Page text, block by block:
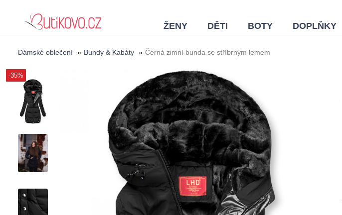
ŽENY DĚTI BOTY DOPLŇKY
Dámské oblečení » Bundy & Kabáty » Černá zimní bunda se stříbrným lemem
-35%